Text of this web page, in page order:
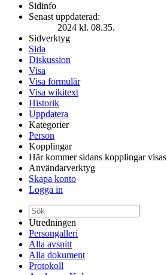
Sidinfo
Senast uppdaterad:
2024 kl. 08.35.
Sidverktyg
Sida
Diskussion
Visa
Visa formulär
Visa wikitext
Historik
Uppdatera
Kategorier
Person
Kopplingar
Här kommer sidans kopplingar visas
Användarverktyg
Skapa konto
Logga in
Utredningen
Persongalleri
Alla avsnitt
Alla dokument
Protokoll